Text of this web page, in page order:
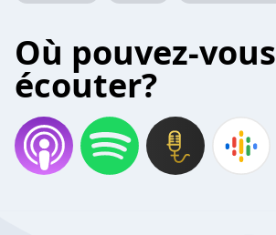
Où pouvez-vous
écouter?